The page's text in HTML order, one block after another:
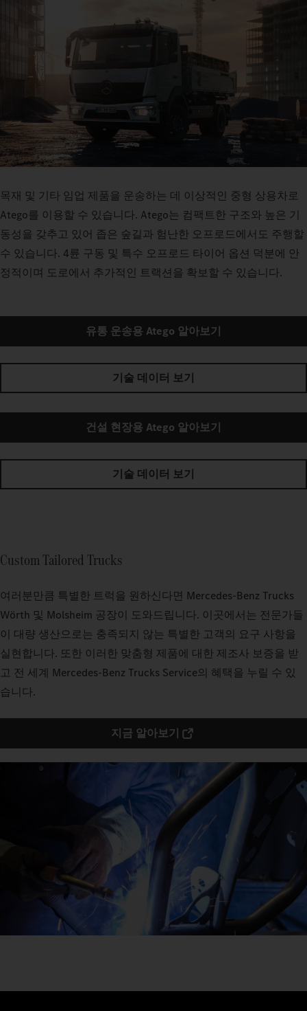
목재 및 기타 임업 제품을 운송하는 데 이상적인 중형 상용차로
Atego를 이용할 수 있습니다. Atego는 컴팩트한 구조와 높은 기
동성을 갖추고 있어 좁은 숲길과 험난한 오프로드에서도 주행할
수 있습니다. 4륜 구동 및 특수 오프로드 타이어 옵션 덕분에 안
정적이며 도로에서 추가적인 트랙션을 확보할 수 있습니다.
유통 운송용 Atego 알아보기
기술 데이터 보기
건설 현장용 Atego 알아보기
기술 데이터 보기
Custom Tailored Trucks
여러분만큼 특별한 트럭을 원하신다면 Mercedes‑Benz Trucks
Wörth 및 Molsheim 공장이 도와드립니다. 이곳에서는 전문가들
이 대량 생산으로는 충족되지 않는 특별한 고객의 요구 사항을
실현합니다. 또한 이러한 맞춤형 제품에 대한 제조사 보증을 받
고 전 세계 Mercedes‑Benz Trucks Service의 혜택을 누릴 수 있
습니다.
지금 알아보기